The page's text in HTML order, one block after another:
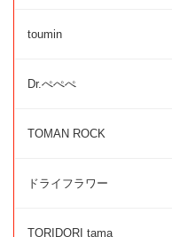
toumin
Dr.ぺぺぺ
TOMAN ROCK
ドライフラワー
TORIDORI tama